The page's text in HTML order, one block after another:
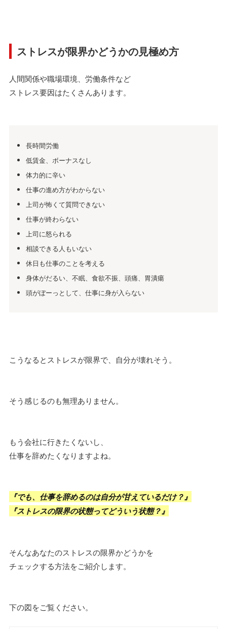
ストレスが限界かどうかの見極め方
人間関係や職場環境、労働条件など
ストレス要因はたくさんあります。
長時間労働
低賃金、ボーナスなし
体力的に辛い
仕事の進め方がわからない
上司が怖くて質問できない
仕事が終わらない
上司に怒られる
相談できる人もいない
休日も仕事のことを考える
身体がだるい、不眠、食欲不振、頭痛、胃潰瘍
頭がぼーっとして、仕事に身が入らない
こうなるとストレスが限界で、自分が壊れそう。
そう感じるのも無理ありません。
もう会社に行きたくないし、
仕事を辞めたくなりますよね。
『でも、仕事を辞めるのは自分が甘えているだけ？』
『ストレスの限界の状態ってどういう状態？』
そんなあなたのストレスの限界かどうかを
チェックする方法をご紹介します。
下の図をご覧ください。